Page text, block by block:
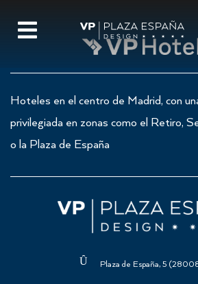
Hoteles en el centro de Madrid, con
privilegiada en zonas como el Retiro,
o la Plaza de España
Plaza de España, 5